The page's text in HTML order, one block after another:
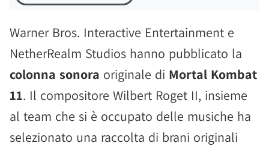
Warner Bros. Interactive Entertainment e
NetherRealm Studios hanno pubblicato la
colonna sonora originale di Mortal Kombat
11. Il compositore Wilbert Roget II, insieme
al team che si è occupato delle musiche ha
selezionato una raccolta di brani originali